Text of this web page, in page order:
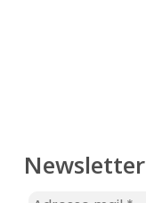
Newsletter